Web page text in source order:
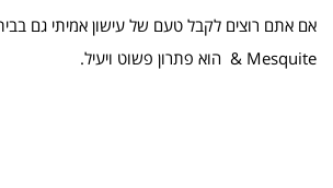
& Mesquite הוא פתרון פשוט ויעיל.